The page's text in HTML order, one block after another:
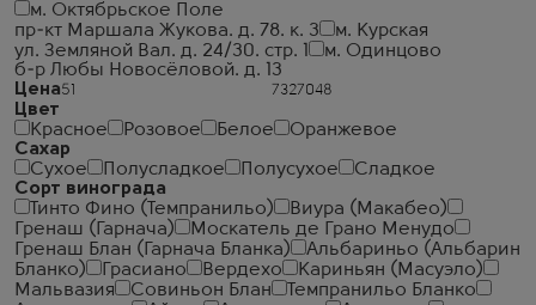
м. Октябрьское Поле
пр-кт Маршала Жукова. д. 78. к. 3
м. Курская
ул. Земляной Вал. д. 24/30. стр. 1
м. Одинцово
б-р Любы Новосёловой. д. 13
Цена
Цвет
Красное
Розовое Белое
Оранжевое
Сахар
Сухое
Полусладкое Полусухое
Сладкое
Сорт винограда
Тинто Фино (Темпранильо)
Виура (Макабео)
Гренаш (Гарнача)
Москатель де Грано Менудо
Гренаш Блан (Гарнача Бланка)
Альбариньо (Альбарин
Бланко)
Грасиано Вердехо
Кариньян (Масуэло)
Мальвазия
Совиньон Блан
Темпранильо Бланко